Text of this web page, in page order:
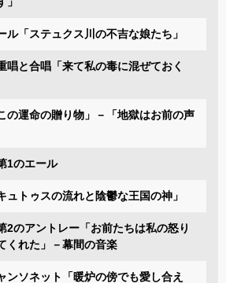
ル「ステュクス川の不吉な娘たち」
唱と合唱「来て私の毒に混ぜておく
の運命の贈り物」－「地獄はお前の声
1のエール
ュトゥスの流れと陰鬱な王国の神」
2のアントレー「お前たちは私の怒り
くれた」－幕間の音楽
ンソネット「暖炉の傍でも愛し合え